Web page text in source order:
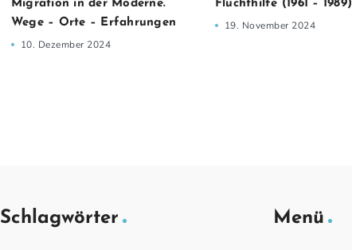
Migration in der Moderne.
Wege – Orte – Erfahrungen
10. Dezember 2024
Fluchthilfe (1961 – 1989)
19. November 2024
Schlagwörter Menü